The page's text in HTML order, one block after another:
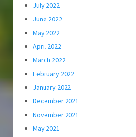
July 2022
June 2022
May 2022
April 2022
March 2022
February 2022
January 2022
December 2021
November 2021
May 2021